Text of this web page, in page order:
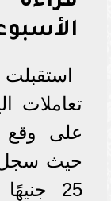
على وقع
حيث سجل
25